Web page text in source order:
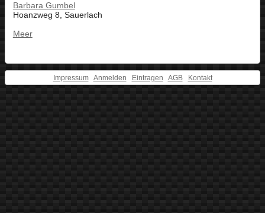
Barbara Gumbel
Hoanzweg 8, Sauerlach
Meer
Impressum Anmelden Eintragen AGB Kontakt